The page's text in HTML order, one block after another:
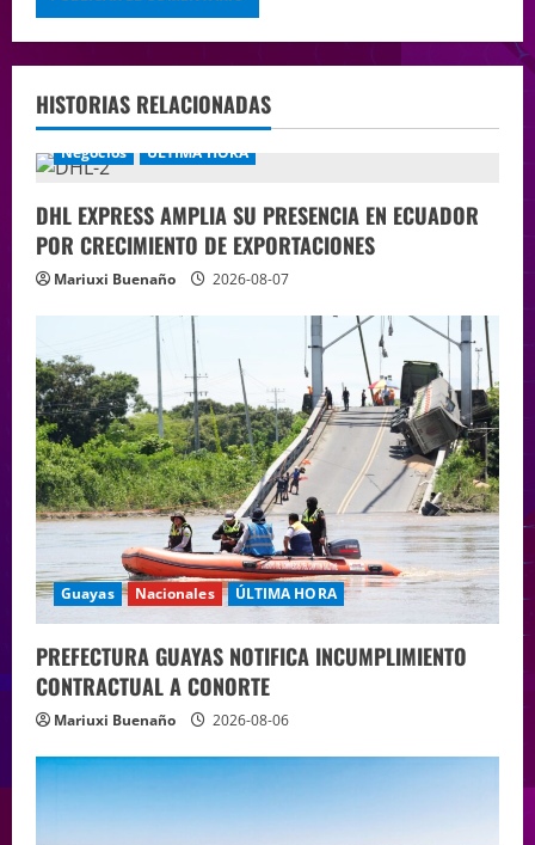
HISTORIAS RELACIONADAS
Negocios ÚLTIMA HORA
DHL EXPRESS AMPLIA SU PRESENCIA EN ECUADOR
POR CRECIMIENTO DE EXPORTACIONES
Mariuxi Buenaño 2026-08-07
Guayas Nacionales ÚLTIMA HORA
PREFECTURA GUAYAS NOTIFICA INCUMPLIMIENTO
CONTRACTUAL A CONORTE
Mariuxi Buenaño 2026-08-06